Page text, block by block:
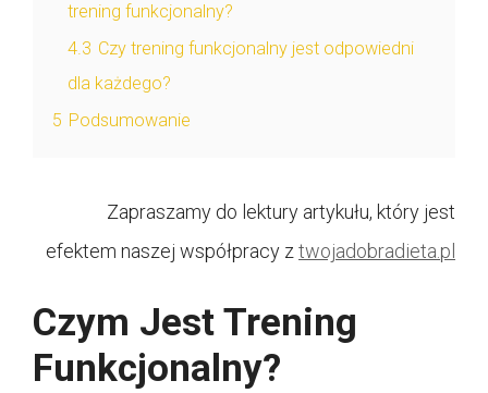
trening funkcjonalny?
4.3 Czy trening funkcjonalny jest odpowiedni
dla każdego?
5 Podsumowanie
Zapraszamy do lektury artykułu, który jest
efektem naszej współpracy ztwojadobradieta.pl
Czym Jest Trening
Funkcjonalny?